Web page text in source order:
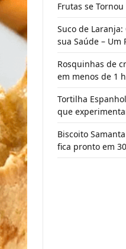
Frutas se
Suco de
sua Saúde – Um
Rosquinhas de
em menos de 1
Tortilha
que
Biscoito
fica pronto em